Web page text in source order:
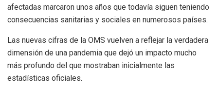
afectadas marcaron unos años que todavía siguen teniendo
consecuencias sanitarias y sociales en numerosos países.
Las nuevas cifras de la OMS vuelven a reflejar la verdadera
dimensión de una pandemia que dejó un impacto mucho
más profundo del que mostraban inicialmente las
estadísticas oficiales.